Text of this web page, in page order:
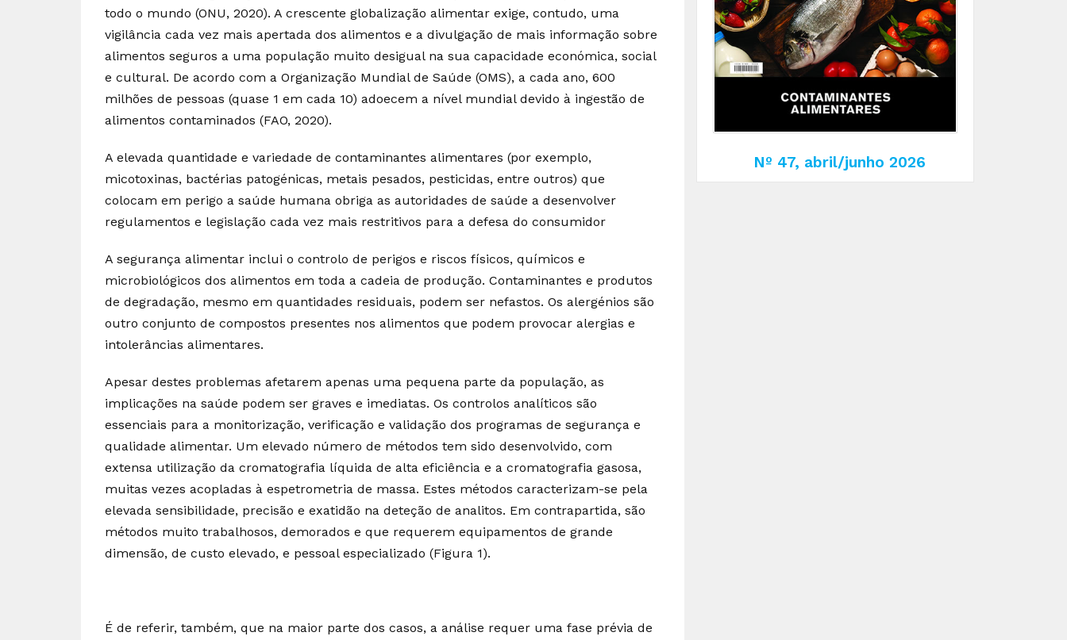
todo o mundo (ONU, 2020). A crescente globalização alimentar exige, contudo, uma
vigilância cada vez mais apertada dos alimentos e a divulgação de mais informação sobre
alimentos seguros a uma população muito desigual na sua capacidade económica, social
e cultural. De acordo com a Organização Mundial de Saúde (OMS), a cada ano, 600
milhões de pessoas (quase 1 em cada 10) adoecem a nível mundial devido à ingestão de
alimentos contaminados (FAO, 2020).
A elevada quantidade e variedade de contaminantes alimentares (por exemplo,
micotoxinas, bactérias patogénicas, metais pesados, pesticidas, entre outros) que
colocam em perigo a saúde humana obriga as autoridades de saúde a desenvolver
regulamentos e legislação cada vez mais restritivos para a defesa do consumidor
A segurança alimentar inclui o controlo de perigos e riscos físicos, químicos e
microbiológicos dos alimentos em toda a cadeia de produção. Contaminantes e produtos
de degradação, mesmo em quantidades residuais, podem ser nefastos. Os alergénios são
outro conjunto de compostos presentes nos alimentos que podem provocar alergias e
intolerâncias alimentares.
Apesar destes problemas afetarem apenas uma pequena parte da população, as
implicações na saúde podem ser graves e imediatas. Os controlos analíticos são
essenciais para a monitorização, verificação e validação dos programas de segurança e
qualidade alimentar. Um elevado número de métodos tem sido desenvolvido, com
extensa utilização da cromatografia líquida de alta eficiência e a cromatografia gasosa,
muitas vezes acopladas à espetrometria de massa. Estes métodos caracterizam-se pela
elevada sensibilidade, precisão e exatidão na deteção de analitos. Em contrapartida, são
métodos muito trabalhosos, demorados e que requerem equipamentos de grande
dimensão, de custo elevado, e pessoal especializado (Figura 1).
É de referir, também, que na maior parte dos casos, a análise requer uma fase prévia de
Nº 47, abril/junho 2026